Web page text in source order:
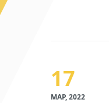
17
МАР, 2022